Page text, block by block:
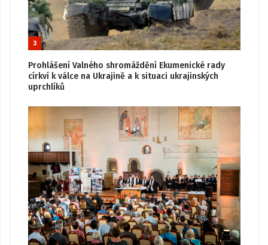
3
Prohlášení Valného shromáždění Ekumenické rady
církví k válce na Ukrajině a k situaci ukrajinských
uprchlíků